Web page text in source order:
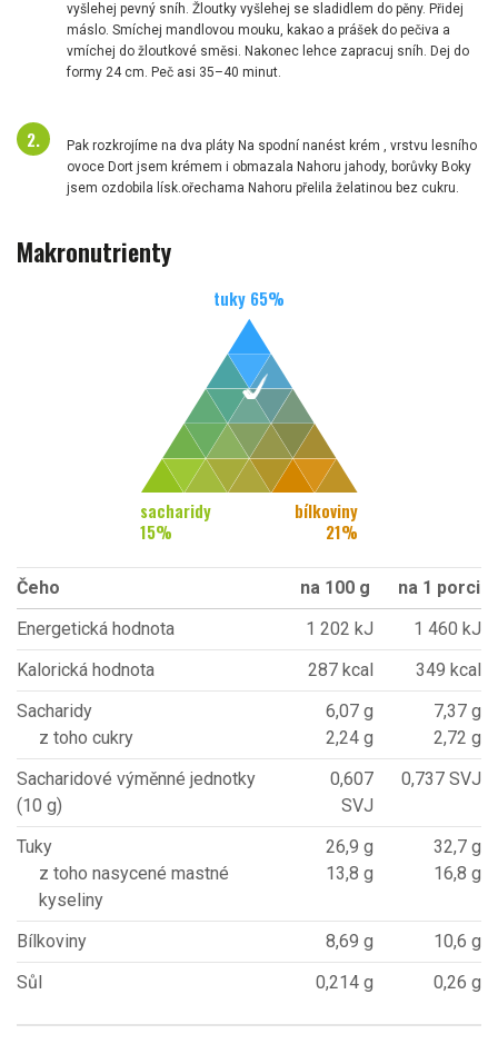
vyšlehej pevný sníh. Žloutky vyšlehej se sladidlem do pěny. Přidej
máslo. Smíchej mandlovou mouku, kakao a prášek do pečiva a
vmíchej do žloutkové směsi. Nakonec lehce zapracuj sníh. Dej do
formy 24 cm. Peč asi 35–40 minut.
Pak rozkrojíme na dva pláty Na spodní nanést krém , vrstvu lesního
ovoce Dort jsem krémem i obmazala Nahoru jahody, borůvky Boky
jsem ozdobila lísk.ořechama Nahoru přelila želatinou bez cukru.
Makronutrienty
tuky 65%
sacharidy
15%
bílkoviny
21%
Čeho na 100 g
na 1 porci
Energetická hodnota
1 202 kJ
1 460 kJ
Kalorická hodnota
287 kcal
349 kcal
Sacharidy
z toho cukry
6,07 g
2,24 g
7,37 g
2,72 g
Sacharidové výměnné jednotky
(10 g)
0,607
SVJ
0,737 SVJ
Tuky
z toho nasycené mastné
kyseliny
26,9 g
13,8 g
32,7 g
16,8 g
Bílkoviny 8,69 g
10,6 g
Sůl
0,214 g 0,26 g